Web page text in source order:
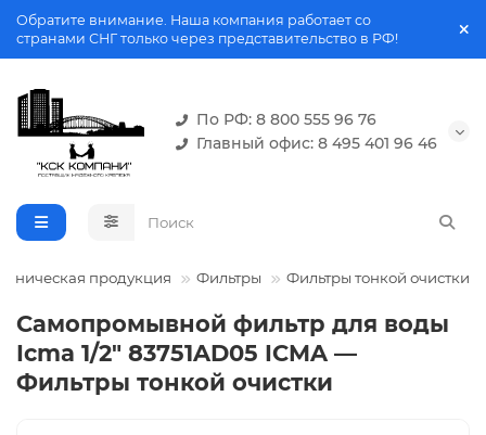
Обратите внимание. Наша компания работает со
странами СНГ только через представительство в РФ!
По РФ: 8 800 555 96 76
Главный офис: 8 495 401 96 46
продукция Фильтры Фильтры тонкой очистки
Самопромывной фильтр для воды
Icma 1/2" 83751AD05 ICMA —
Фильтры тонкой очистки